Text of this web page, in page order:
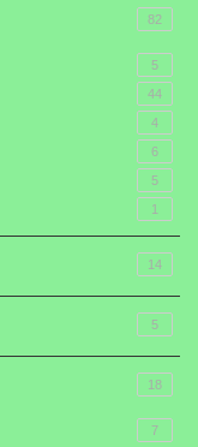
82
5
44
4
6
5
1
14
5
18
7